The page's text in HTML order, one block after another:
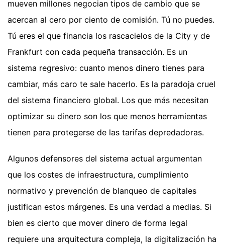
mueven millones negocian tipos de cambio que se
acercan al cero por ciento de comisión. Tú no puedes.
Tú eres el que financia los rascacielos de la City y de
Frankfurt con cada pequeña transacción. Es un
sistema regresivo: cuanto menos dinero tienes para
cambiar, más caro te sale hacerlo. Es la paradoja cruel
del sistema financiero global. Los que más necesitan
optimizar su dinero son los que menos herramientas
tienen para protegerse de las tarifas depredadoras.
Algunos defensores del sistema actual argumentan
que los costes de infraestructura, cumplimiento
normativo y prevención de blanqueo de capitales
justifican estos márgenes. Es una verdad a medias. Si
bien es cierto que mover dinero de forma legal
requiere una arquitectura compleja, la digitalización ha